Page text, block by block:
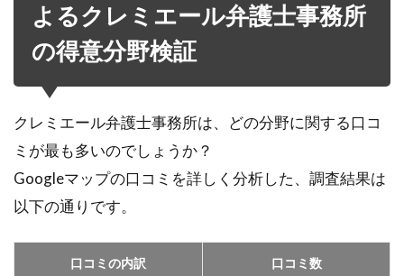
よるクレミエール弁護士事務所
の得意分野検証
クレミエール弁護士事務所は、どの分野に関する口コ
ミが最も多いのでしょうか？
Googleマップの口コミを詳しく分析した、調査結果は
以下の通りです。
口コミの内訳 口コミ数